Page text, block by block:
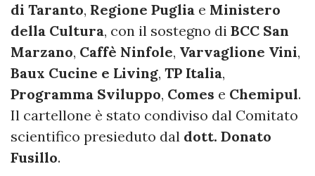
di Taranto, Regione Puglia e Ministero
della Cultura, con il sostegno di BCC San
Marzano, Caffè Ninfole, Varvaglione Vini,
Baux Cucine e Living, TP Italia,
Programma Sviluppo, Comes e Chemipul.
Il cartellone è stato condiviso dal Comitato
scientifico presieduto dal dott. Donato
Fusillo.